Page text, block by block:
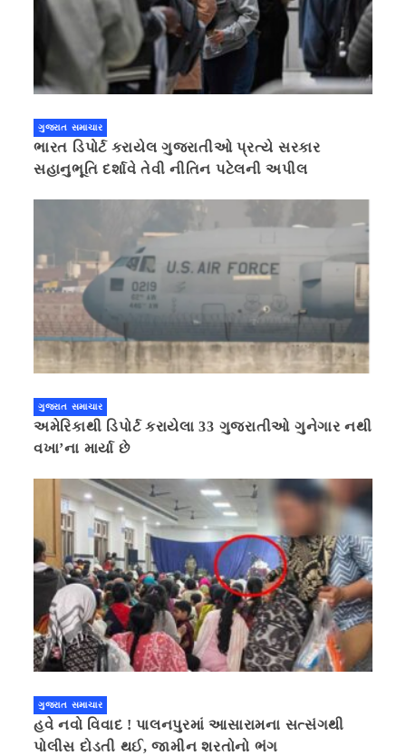
ગુજરાત સમાચાર
ભારત ડિપોર્ટ કરાયેલ ગુજરાતીઓ પ્રત્યે સરકાર
સહાનુભૂતિ દર્શાવે તેવી નીતિન પટેલની અપીલ
ગુજરાત સમાચાર
અમેરિકાથી ડિપોર્ટ કરાયેલા 33 ગુજરાતીઓ ગુનેગાર નથી
વખા’ના માર્યા છે
ગુજરાત સમાચાર
હવે નવો વિવાદ ! પાલનપુરમાં આસારામના સત્સંગથી
પોલીસ દોડતી થઈ, જામીન શરતોનો ભંગ